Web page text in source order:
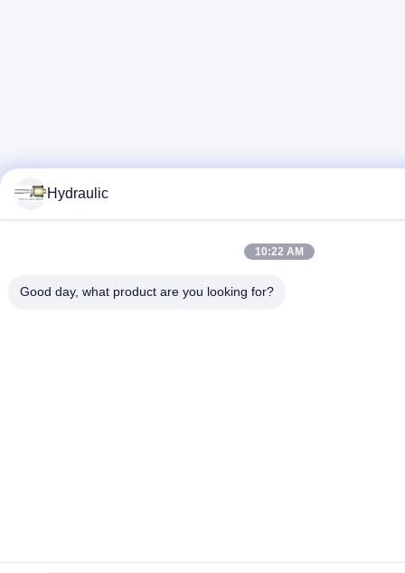
Hydraulic
10:22 AM
Good day, what product are you looking for?